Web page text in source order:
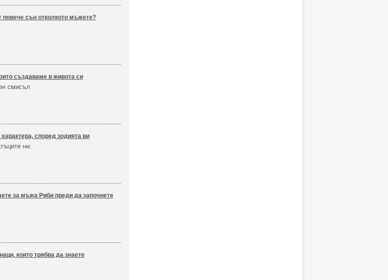
сън отколкото мъжете?
създаваме в живота си
смисъл
според зодията ви
ни:
за мъжа Риби преди да започнете
които трябва да знаете